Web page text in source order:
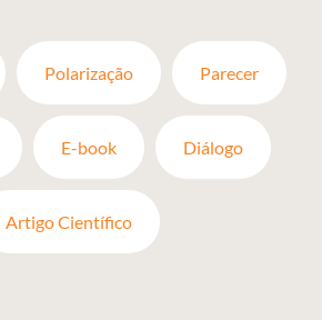
Polarização Parecer
E-book Diálogo
Artigo Científico